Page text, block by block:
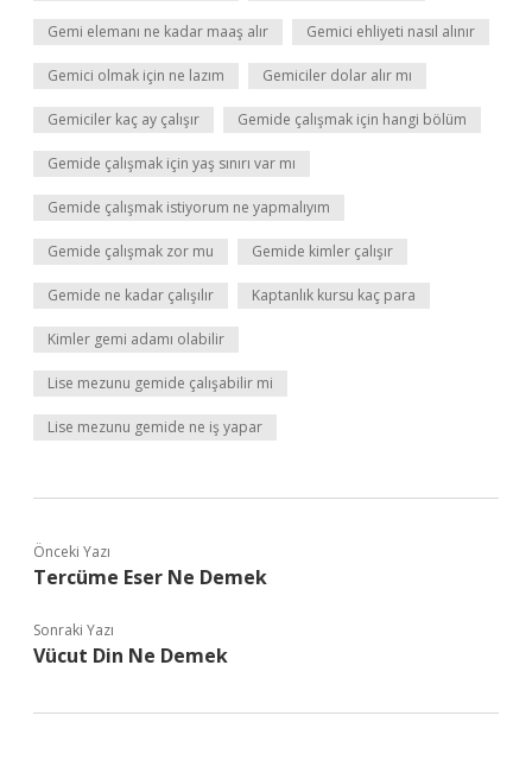
Gemi elemanı ne kadar maaş alır Gemici ehliyeti nasıl alınır
Gemici olmak için ne lazım Gemiciler dolar alır mı
Gemiciler kaç ay çalışır Gemide çalışmak için hangi bölüm
Gemide çalışmak için yaş sınırı var mı
Gemide çalışmak istiyorum ne yapmalıyım
Gemide çalışmak zor mu Gemide kimler çalışır
Gemide ne kadar çalışılır Kaptanlık kursu kaç para
Kimler gemi adamı olabilir
Lise mezunu gemide çalışabilir mi
Lise mezunu gemide ne iş yapar
Önceki Yazı
Tercüme Eser Ne Demek
Sonraki Yazı
Vücut Din Ne Demek